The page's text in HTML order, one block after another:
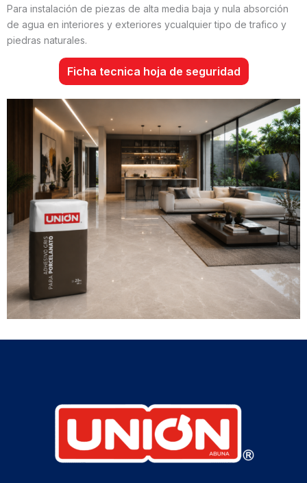
Para instalación de piezas de alta media baja y nula absorción
de agua en interiores y exteriores ycualquier tipo de trafico y
piedras naturales.
Ficha tecnica hoja de seguridad